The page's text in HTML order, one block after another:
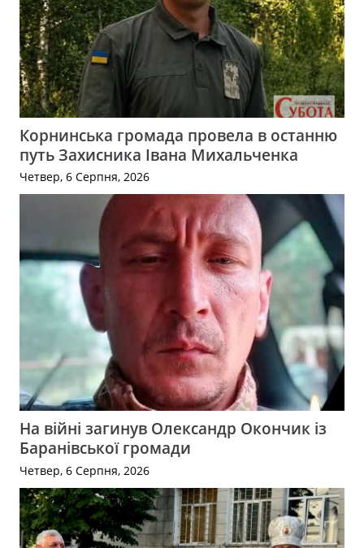
Корнинська громада провела в останню
путь Захисника Івана Михальченка
Четвер, 6 Серпня, 2026
На війні загинув Олександр Окончик із
Баранівської громади
Четвер, 6 Серпня, 2026